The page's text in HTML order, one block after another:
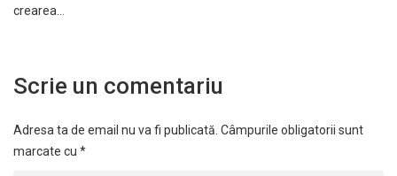
crearea…
Scrie un comentariu
Adresa ta de email nu va fi publicată. Câmpurile obligatorii sunt
marcate cu *